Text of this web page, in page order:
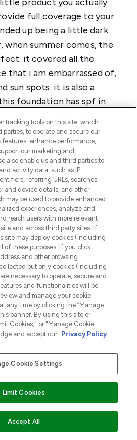
AAN WINKELMANDJE
tracking tools on this site, which
parties, to operate and secure our
features, enhance performance,
our marketing and
also enable us and third parties to
activity data, such as IP
referring URLs, searches
and device details, and other
may be used to provide enhanced
experiences, analyze and
reach users with more relevant
and across third party sites. If
site may deploy cookies (including
of these purposes. If you click
and other browsing
but only cookies (including
necessary to operate, secure and
and functionalities will be
and manage your cookie
any time by clicking the “Manage
banner. By using this site or
Cookies," or "Manage Cookie
and accept our Privacy Policy
Cookie Settings
Limit Cookies
Accept All